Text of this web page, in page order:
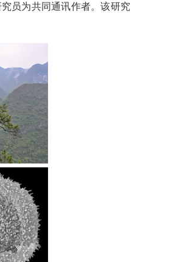
员为共同通讯作者。该研究